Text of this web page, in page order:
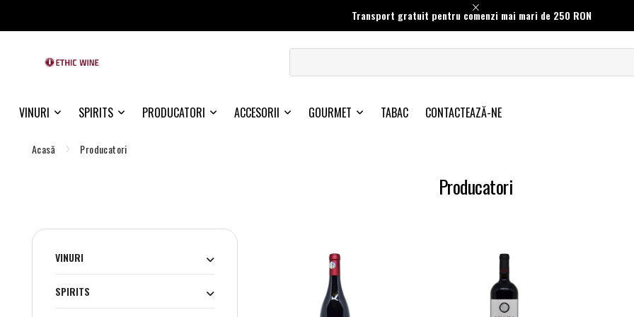
Transport gratuit pentru comenzi mai mari de 250 RON
VINURI SPIRITS PRODUCATORI ACCESORII GOURMET TABAC CONTACTEAZĂ-NE
Acasă Producatori
Producatori
VINURI
SPIRITS